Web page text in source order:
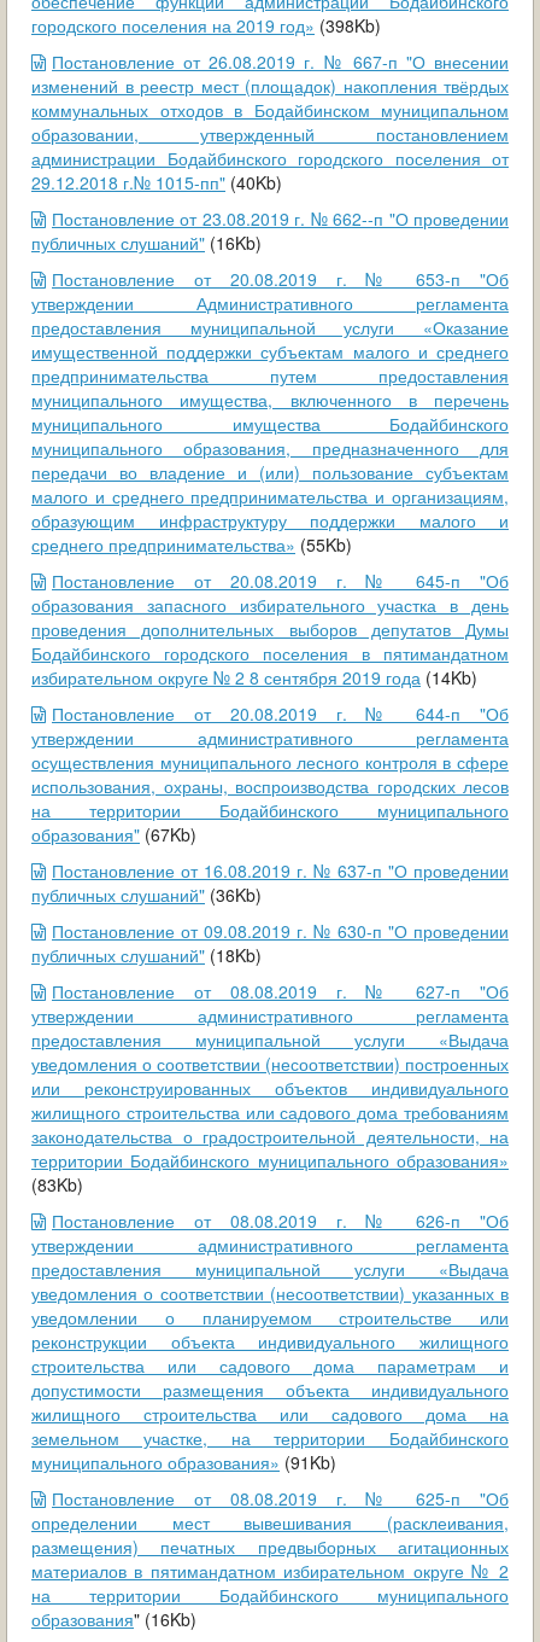
городского поселения на 2019 год» (398Kb)
Постановление от 26.08.2019 г. № 667-п "О внесении
изменений в реестр мест (площадок) накопления твёрдых
коммунальных отходов в Бодайбинском муниципальном
образовании, утвержденный постановлением
администрации Бодайбинского городского поселения от
29.12.2018 г.№ 1015-пп" (40Kb)
Постановление от 23.08.2019 г. № 662--п "О проведении
публичных слушаний" (16Kb)
Постановление от 20.08.2019 г. № 653-п "Об
утверждении Административного регламента
предоставления муниципальной услуги «Оказание
имущественной поддержки субъектам малого и среднего
предпринимательства путем предоставления
муниципального имущества, включенного в перечень
муниципального имущества Бодайбинского
муниципального образования, предназначенного для
передачи во владение и (или) пользование субъектам
малого и среднего предпринимательства и организациям,
образующим инфраструктуру поддержки малого и
среднего предпринимательства» (55Kb)
Постановление от 20.08.2019 г. № 645-п "Об
образования запасного избирательного участка в день
проведения дополнительных выборов депутатов Думы
Бодайбинского городского поселения в пятимандатном
избирательном округе № 2 8 сентября 2019 года (14Kb)
Постановление от 20.08.2019 г. № 644-п "Об
утверждении административного регламента
осуществления муниципального лесного контроля в сфере
использования, охраны, воспроизводства городских лесов
на территории Бодайбинского муниципального
образования" (67Kb)
Постановление от 16.08.2019 г. № 637-п "О проведении
публичных слушаний" (36Kb)
Постановление от 09.08.2019 г. № 630-п "О проведении
публичных слушаний" (18Kb)
Постановление от 08.08.2019 г. № 627-п "Об
утверждении административного регламента
предоставления муниципальной услуги «Выдача
уведомления о соответствии (несоответствии) построенных
или реконструированных объектов индивидуального
жилищного строительства или садового дома требованиям
законодательства о градостроительной деятельности, на
территории Бодайбинского муниципального образования»
(83Kb)
Постановление от 08.08.2019 г. № 626-п "Об
утверждении административного регламента
предоставления муниципальной услуги «Выдача
уведомления о соответствии (несоответствии) указанных в
уведомлении о планируемом строительстве или
реконструкции объекта индивидуального жилищного
строительства или садового дома параметрам и
допустимости размещения объекта индивидуального
жилищного строительства или садового дома на
земельном участке, на территории Бодайбинского
муниципального образования» (91Kb)
Постановление от 08.08.2019 г. № 625-п "Об
определении мест вывешивания (расклеивания,
размещения) печатных предвыборных агитационных
материалов в пятимандатном избирательном округе № 2
на территории Бодайбинского муниципального
образования" (16Kb)